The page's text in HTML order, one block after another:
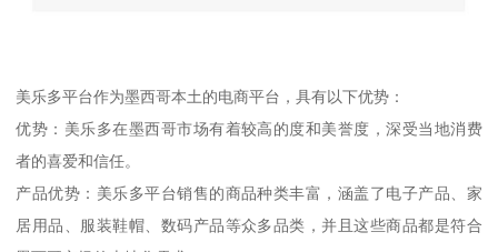
美乐多平台作为墨西哥本土的电商平台，具有以下优势：
优势：美乐多在墨西哥市场有着较高的度和美誉度，深受当地消费
者的喜爱和信任。
产品优势：美乐多平台销售的商品种类丰富，涵盖了电子产品、家
居用品、服装鞋帽、数码产品等众多品类，并且这些商品都是符合